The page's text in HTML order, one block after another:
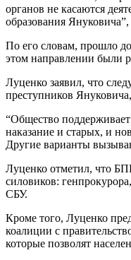
органов не касаются
образования
По его словам, прошло
этом направлении были
Луценко заявил, что
преступников
“Общество
наказание и старых, и
Другие варианты
Луценко отметил, что
силовиков:
СБУ.
Кроме того, Луценко
коалиции с
которые позволят